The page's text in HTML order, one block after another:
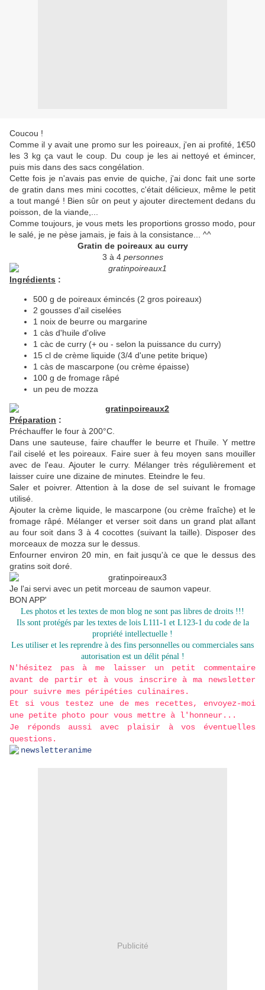
Coucou !
Comme il y avait une promo sur les poireaux, j'en ai profité, 1€50
les 3 kg ça vaut le coup. Du coup je les ai nettoyé et émincer,
puis mis dans des sacs congélation.
Cette fois je n'avais pas envie de quiche, j'ai donc fait une sorte
de gratin dans mes mini cocottes, c'était délicieux, même le petit
a tout mangé ! Bien sûr on peut y ajouter directement dedans du
poisson, de la viande,...
Comme toujours, je vous mets les proportions grosso modo, pour
le salé, je ne pèse jamais, je fais à la consistance... ^^
Gratin de poireaux au curry
3 à 4 personnes
Ingrédients :
500 g de poireaux émincés (2 gros poireaux)
2 gousses d'ail ciselées
1 noix de beurre ou margarine
1 càs d'huile d'olive
1 càc de curry (+ ou - selon la puissance du curry)
15 cl de crème liquide (3/4 d'une petite brique)
1 càs de mascarpone (ou crème épaisse)
100 g de fromage râpé
un peu de mozza
Préparation :
Préchauffer le four à 200°C.
Dans une sauteuse, faire chauffer le beurre et l'huile. Y mettre
l'ail ciselé et les poireaux. Faire suer à feu moyen sans mouiller
avec de l'eau. Ajouter le curry. Mélanger très régulièrement et
laisser cuire une dizaine de minutes. Eteindre le feu.
Saler et poivrer. Attention à la dose de sel suivant le fromage
utilisé.
Ajouter la crème liquide, le mascarpone (ou crème fraîche) et le
fromage râpé. Mélanger et verser soit dans un grand plat allant
au four soit dans 3 à 4 cocottes (suivant la taille). Disposer des
morceaux de mozza sur le dessus.
Enfourner environ 20 min, en fait jusqu'à ce que le dessus des
gratins soit doré.
Je l'ai servi avec un petit morceau de saumon vapeur.
BON APP'
Les photos et les textes de mon blog ne sont pas libres de droits !!!
Ils sont protégés par les textes de lois L111-1 et L123-1 du code de la
propriété intellectuelle !
Les utiliser et les reprendre à des fins personnelles ou commerciales sans
autorisation est un délit pénal !
N'hésitez pas à me laisser un petit commentaire
avant de partir et à vous inscrire à ma newsletter
pour suivre mes péripéties culinaires.
Et si vous testez une de mes recettes, envoyez-moi
une petite photo pour vous mettre à l'honneur...
Je réponds aussi avec plaisir à vos éventuelles
questions.
Publicité